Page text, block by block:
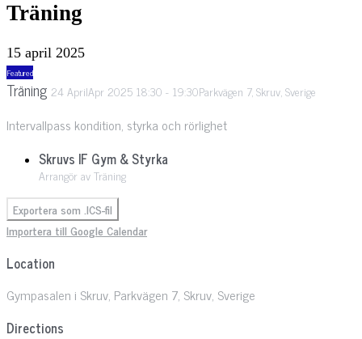
Träning
15 april 2025
Featured
Träning 24AprilApr 2025 18:30 - 19:30Parkvägen 7, Skruv, Sverige
Intervallpass kondition, styrka och rörlighet
Skruvs IF Gym & Styrka
Arrangör av Träning
Exportera som .ICS-fil
Importera till Google Calendar
Location
Gympasalen i Skruv, Parkvägen 7, Skruv, Sverige
Directions